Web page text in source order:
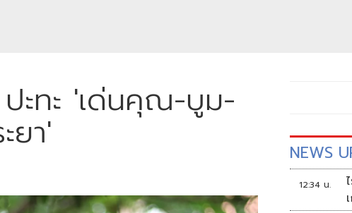
ะทะ 'เด่นคุณ-บูม-
ยา' NEWS
12:34 น.